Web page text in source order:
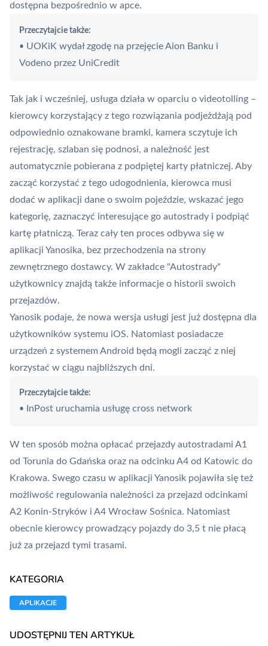
dostępna bezpośrednio w apce.
Przeczytajcie także:
• UOKiK wydał zgodę na przejęcie Aion Banku i
Vodeno przez UniCredit
Tak jak i wcześniej, usługa działa w oparciu o videotolling –
kierowcy korzystający z tego rozwiązania podjeżdżają pod
odpowiednio oznakowane bramki, kamera sczytuje ich
rejestrację, szlaban się podnosi, a należność jest
automatycznie pobierana z podpiętej karty płatniczej. Aby
zacząć korzystać z tego udogodnienia, kierowca musi
dodać w aplikacji dane o swoim pojeździe, wskazać jego
kategorię, zaznaczyć interesujące go autostrady i podpiąć
kartę płatniczą. Teraz cały ten proces odbywa się w
aplikacji Yanosika, bez przechodzenia na strony
zewnętrznego dostawcy. W zakładce "Autostrady"
użytkownicy znajdą także informacje o historii swoich
przejazdów.
Yanosik podaje, że nowa wersja usługi jest już dostępna dla
użytkowników systemu iOS. Natomiast posiadacze
urządzeń z systemem Android będą mogli zacząć z niej
korzystać w ciągu najbliższych dni.
Przeczytajcie także:
•
InPost uruchamia usługę cross network
W ten sposób można opłacać przejazdy autostradami A1
od Torunia do Gdańska oraz na odcinku A4 od Katowic do
Krakowa. Swego czasu w aplikacji Yanosik pojawiła się też
możliwość regulowania należności za przejazd odcinkami
A2 Konin-Stryków i A4 Wrocław Sośnica. Natomiast
obecnie kierowcy prowadzący pojazdy do 3,5 t nie płacą
już za przejazd tymi trasami.
KATEGORIA
APLIKACJE
UDOSTĘPNIJ TEN ARTYKUŁ